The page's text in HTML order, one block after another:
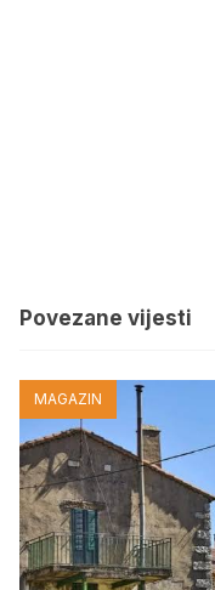
Povezane vijesti
MAGAZIN